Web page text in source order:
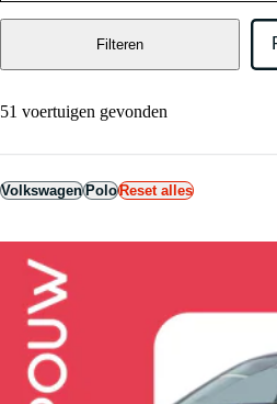
51 voertuigen gevonden
Filteren
VolkswagenPoloReset alles